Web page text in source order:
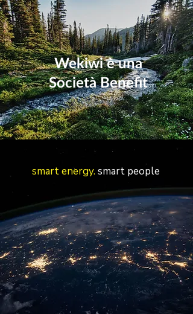
Wekiwi è una
Società Benefit
smart energy.smart people